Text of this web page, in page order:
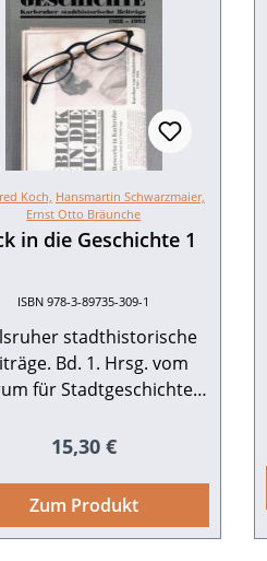
Koch, Hansmartin Schwarzmaier,
Ernst Otto Bräunche
in die Geschichte 1
ISBN 978-3-89735-309-1
stadthistorische
Bd. 1. Hrsg. vom
für Stadtgeschichte
S. mit 118 Abb., Broschur.
ISBN 978-3-89735-309-1.
zum Download
Regulärer Preis:
15,30 €
Zum Produkt